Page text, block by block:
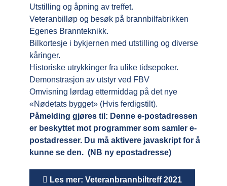
Utstilling og åpning av treffet.
Veteranbilløp og besøk på brannbilfabrikken
Egenes Brannteknikk.
Bilkortesje i bykjernen med utstilling og diverse
kåringer.
Historiske utrykkinger fra ulike tidsepoker.
Demonstrasjon av utstyr ved FBV
Omvisning lørdag ettermiddag på det nye
«Nødetats bygget» (Hvis ferdigstilt).
Påmelding gjøres til: Denne e-postadressen
er beskyttet mot programmer som samler e-
postadresser. Du må aktivere javaskript for å
kunne se den. (NB ny epostadresse)
Les mer: Veteranbrannbiltreff 2021